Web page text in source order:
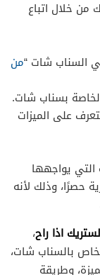
خلال اتباع
السناب شات “من
بسناب شات.
على الميزات
يواجهها
حصرًا، وذلك لأنه
اذا راح،
بالسناب شات،
وطريقة